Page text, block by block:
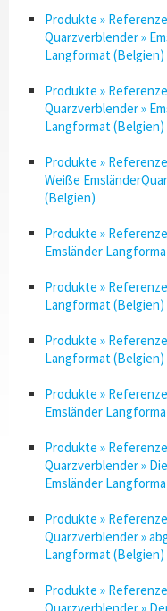
Produkte »
Quarzverblender »
Langformat (Belgien)
Produkte »
Quarzverblender »
Langformat (Belgien)
Produkte »
Weiße
(Belgien)
Produkte »
Emsländer
Produkte »
Langformat (Belgien)
Produkte »
Langformat (Belgien)
Produkte »
Emsländer
Produkte »
Quarzverblender »
Emsländer
Produkte »
Quarzverblender »
Langformat (Belgien)
Produkte »